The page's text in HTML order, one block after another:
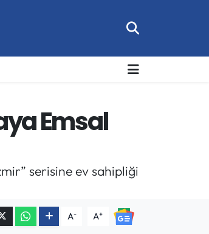
Emsal
serisine ev sahipliği
A- A+